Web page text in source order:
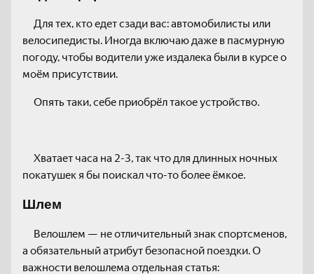
Для тех, кто едет сзади вас: автомобилисты или
велосипедисты. Иногда включаю даже в пасмурную
погоду, чтобы водители уже издалека были в курсе о
моём присутствии.
Опять таки, себе приобрёл такое устройство.
Хватает часа на 2-3, так что для длинных ночных
покатушек я бы поискал что-то более ёмкое.
Шлем
Велошлем — не отличительный знак спортсменов,
а обязательный атрибут безопасной поездки. О
важности велошлема отдельная статья: